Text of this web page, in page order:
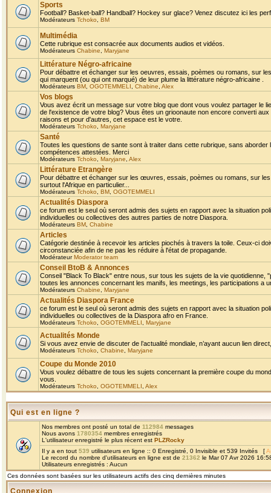
Sports
Football? Basket-ball? Handball? Hockey sur glace? Venez discutez ici les
Modérateurs Tchoko BM
Multimédia
Cette rubrique est consacrée aux documents audios et vidéos.
Modérateurs Chabine Maryjane
Littérature Négro-africaine
Pour débattre et échanger sur les oeuvres, essais, poèmes ou romans, sur
qui marquent (ou qui ont marqué) de leur plume la littérature négro-africaine .
Modérateurs BM OGOTEMMELI Chabine Alex
Vos blogs
Vous avez écrit un message sur votre blog que dont vous voulez partager le
de l'existence de votre blog? Vous êtes un grioonaute non encore converti
raisons et pour d'autres, cet espace est le votre.
Modérateurs Tchoko Maryjane
Santé
Toutes les questions de sante sont à traiter dans cette rubrique, sans
compétences attestées. Merci
Modérateurs Tchoko Maryjane Alex
Littérature Etrangère
Pour débattre et échanger sur les œuvres, essais, poèmes ou romans, sur
surtout l'Afrique en particulier...
Modérateurs Tchoko BM OGOTEMMELI
Actualités Diaspora
ce forum est le seul où seront admis des sujets en rapport avec la situation
individuelles ou collectives des autres parties de notre Diaspora.
Modérateurs BM Chabine
Articles
Catégorie destinée à recevoir les articles piochés à travers la toile. Ceux-ci
circonstanciée afin de ne pas les réduire à l'état de propagande.
ModérateurModerator team
Conseil BtoB & Annonces
Conseil "Black To Black" entre nous, sur tous les sujets de la vie
toutes les annonces concernant les manifs, les meetings, les participations a
Modérateurs Chabine Maryjane
Actualités Diaspora France
ce forum est le seul où seront admis des sujets en rapport avec la situation
individuelles ou collectives de la Diaspora afro en France.
Modérateurs Tchoko OGOTEMMELI Maryjane
Actualités Monde
Si vous avez envie de discuter de l’actualité mondiale, n’ayant aucun lien
Modérateurs Tchoko Chabine Maryjane
Coupe du Monde 2010
Vous voulez débattre de tous les sujets concernant la première coupe du
vous.
Modérateurs Tchoko OGOTEMMELI Alex
Qui est en ligne ?
Nos membres ont posté un total de 112984 messages
Nous avons 1780354 membres enregistrés
L'utilisateur enregistré le plus récent est PLZRocky
Il y a en tout 539 utilisateurs en ligne :: 0 Enregistré, 0 Invisible et 539 Invités [
Le record du nombre d'utilisateurs en ligne est de 21362 le Mar 07 Avr 2026
Utilisateurs enregistrés : Aucun
Ces données sont basées sur les utilisateurs actifs des cinq dernières minutes
Connexion